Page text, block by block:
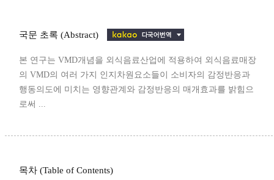
국문 초록 (Abstract)
본 연구는 VMD개념을 외식음료산업에 적용하여 외식음료매장
의 VMD의 여러 가지 인지차원요소들이 소비자의 감정반응과
행동의도에 미치는 영향관계와 감정반응의 매개효과를 밝힘으
로써 ...
목차 (Table of Contents)